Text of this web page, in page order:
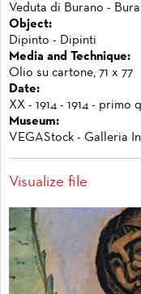
Veduta di Burano -
Object:
Dipinto - Dipinti
Media and Technique:
Olio su cartone, 71 x 77
Date:
XX - 1914 - 1914 - primo
Museum:
VEGAStock - Galleria
Visualize file